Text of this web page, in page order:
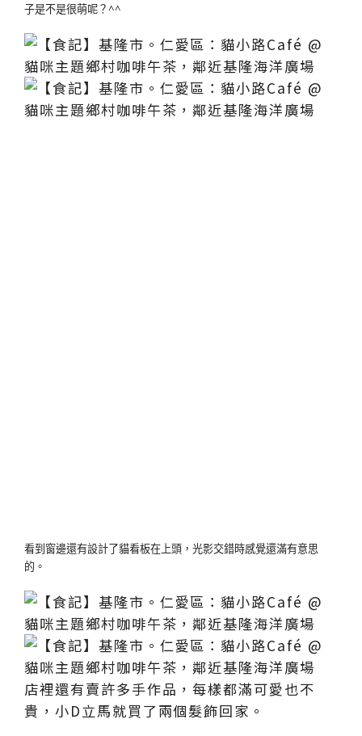
子是不是很萌呢？^^
看到窗邊還有設計了貓看板在上頭，光影交錯時感覺還滿有意思
的。
店裡還有賣許多手作品，每樣都滿可愛也不
貴，小D立馬就買了兩個髮飾回家。